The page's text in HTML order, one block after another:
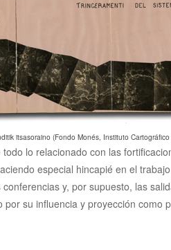
itsasoraino (Fondo Monés, Instituto
lo relacionado con las
especial hincapié en el
y, por supuesto, las
su influencia y proyección